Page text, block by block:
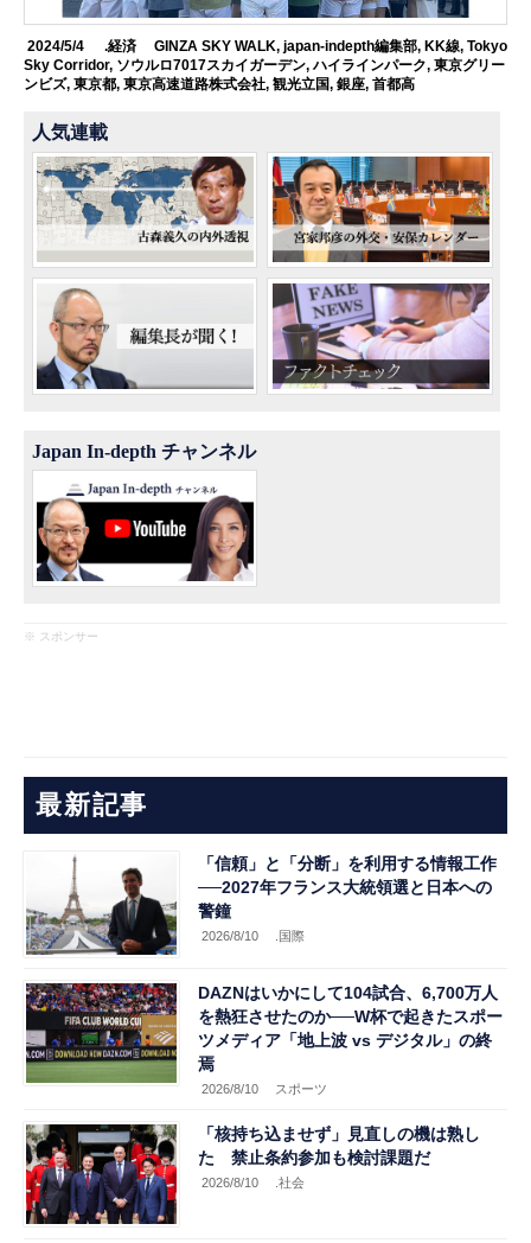
2024/5/4 .経済 GINZA SKY WALK, japan-indepth編集部, KK線, Tokyo
Sky Corridor, ソウルロ7017スカイガーデン,ハイラインパーク,東京グリー
ンビズ,東京都,東京高速道路株式会社,観光立国,銀座,首都高
人気連載
Japan In-depth チャンネル
※ スポンサー
最新記事
「信頼」と「分断」を利用する情報工作
──2027年フランス大統領選と日本への
警鐘
2026/8/10 .国際
DAZNはいかにして104試合、6,700万人
を熱狂させたのか──W杯で起きたスポー
ツメディア「地上波 vs デジタル」の終
焉
2026/8/10 スポーツ
「核持ち込ませず」見直しの機は熟し
た 禁止条約参加も検討課題だ
2026/8/10 .社会